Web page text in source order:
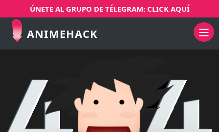
ÚNETE AL GRUPO DE TÉLEGRAM: CLICK AQUÍ
ANIMEHACK